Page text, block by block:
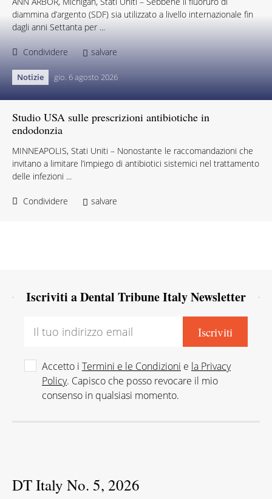
diammina d’argento (SDF) sia utilizzato a livello internazionale fin
dagli anni Settanta per ...
Condividere salvare
Notizie gio. 6 agosto 2026
Studio USA sulle prescrizioni antibiotiche in
endodonzia
MINNEAPOLIS, Stati Uniti – Nonostante le raccomandazioni che
invitano a limitare l’impiego di antibiotici sistemici nel trattamento
delle infezioni ...
Condividere salvare
Iscriviti a Dental Tribune Italy Newsletter
Accetto i Termini e le Condizioni e la Privacy
Policy. Capisco che posso revocare il mio
consenso in qualsiasi momento.
DT Italy No. 5, 2026